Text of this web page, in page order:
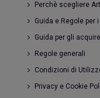
Perchè scegliere
Guida e Regole per
Guida per gli
Regole generali
Condizioni di
Privacy e Cookie